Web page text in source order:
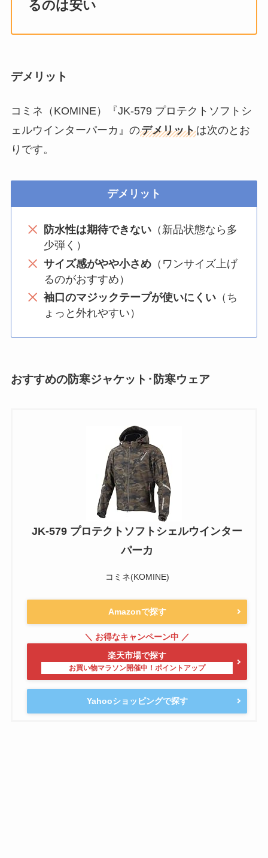
るのは安い
デメリット
コミネ（KOMINE）『JK-579 プロテクトソフトシ
ェルウインターパーカ』のデメリットは次のとお
りです。
デメリット
防水性は期待できない（新品状態なら多
少弾く）
サイズ感がやや小さめ（ワンサイズ上げ
るのがおすすめ）
袖口のマジックテープが使いにくい（ち
ょっと外れやすい）
おすすめの防寒ジャケット･防寒ウェア
JK-579 プロテクトソフトシェルウインター
パーカ
コミネ(KOMINE)
Amazonで探す
楽天市場で探す
Yahooショッピングで探す